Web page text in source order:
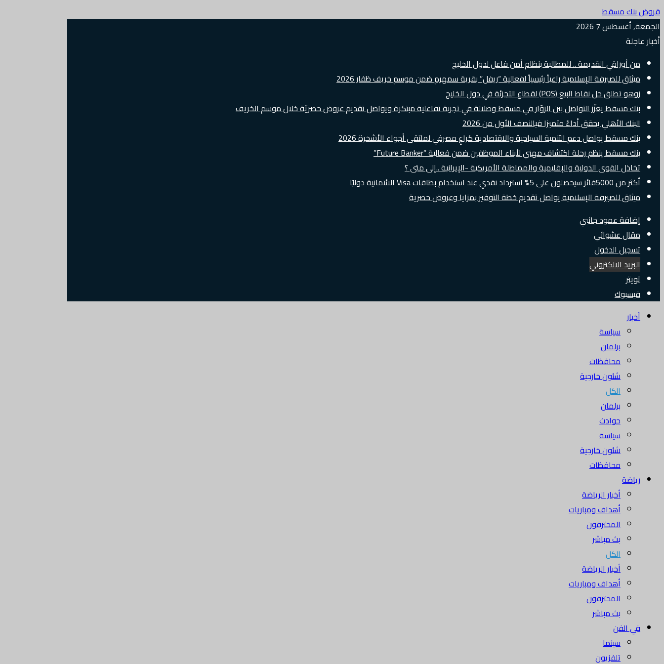
قروض بنك مسقط
الجمعة, أغسطس 7 2026
أخبار عاجلة
من أوراقي القديمة .. للمطالبة بنظام أمن فاعل لدول الخليج
ميثاق للصيرفة الإسلامية راعياً رئيسياً لفعالية “ريفل” بقرية سمهرم ضمن موسم خريف ظفار 2026
زوهو تطلق حل نقاط البيع (POS) لقطاع التجزئة في دول الخليج
بنك مسقط يعزّز التواصل بين الزوّار في مسقط وصلالة في تجربة تفاعلية مبتكرة ويواصل تقديم عروض حصريّة خلال موسم الخريف
البنك الأهلي يحقق أداءً متميزا فيالنصف الأول من 2026
بنك مسقط يواصل دعم التنمية السياحية والاقتصادية كراعٍ مصرفي لملتقى أجواء الأشخرة 2026
بنك مسقط ينظم رحلة اكتشاف مهني لأبناء الموظفين ضمن فعالية “Future Banker”
تخاذل القوى الدولية والإقليمية والمماطلة الأمريكية -الإيرانية ..إلى متى ؟
أكثر من 5000فائز سيحصلون على 5% استرداد نقدي عند استخدام بطاقات Visa الائتمانية دوليًا
ميثاق للصيرفة الإسلامية يواصل تقديم خطة التوفير بمزايا وعروض حصرية
إضافة عمود جانبي
مقال عشوائي
تسجيل الدخول
البريد الالكتروني
تويتر
فيسبوك
أخبار
سياسة
برلمان
محافظات
شئون خارجية
الكل
برلمان
حوادث
سياسة
شئون خارجية
محافظات
رياضة
أخبار الرياضة
أهداف ومباريات
المحترفون
بث مباشر
الكل
أخبار الرياضة
أهداف ومباريات
المحترفون
بث مباشر
في الفن
سينما
تلفزيون